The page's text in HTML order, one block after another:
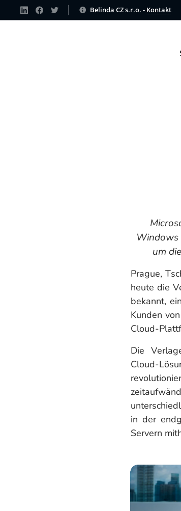
Belinda CZ s.r.o. - Kontakt
Windows
um
Prague,
heute die
bekannt,
Kunden von
Cloud-
Die
Cloud-
in der
Servern